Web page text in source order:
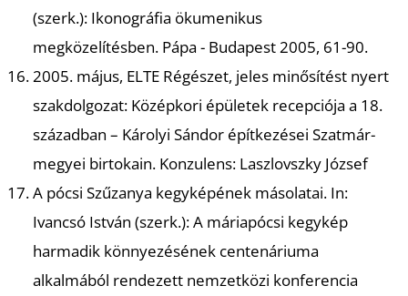
(szerk.): Ikonográfia ökumenikus
megközelítésben. Pápa - Budapest 2005, 61-90.
2005. május, ELTE Régészet, jeles minősítést nyert
szakdolgozat: Középkori épületek recepciója a 18.
században – Károlyi Sándor építkezései Szatmár-
megyei birtokain. Konzulens: Laszlovszky József
A pócsi Szűzanya kegyképének másolatai.In:
Ivancsó István (szerk.): A máriapócsi kegykép
harmadik könnyezésének centenáriuma
alkalmából rendezett nemzetközi konferencia